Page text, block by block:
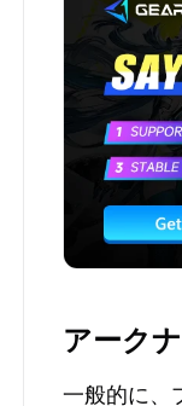
アーク
一般的に、